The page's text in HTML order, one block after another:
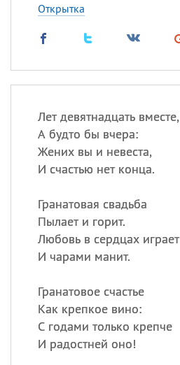
Открытка
Лет девятнадцать вместе,
А будто бы вчера:
Жених вы и невеста,
И счастью нет конца.
Гранатовая свадьба
Пылает и горит.
Любовь в сердцах играет
И чарами манит.
Гранатовое счастье
Как крепкое вино:
С годами только крепче
И радостней оно!